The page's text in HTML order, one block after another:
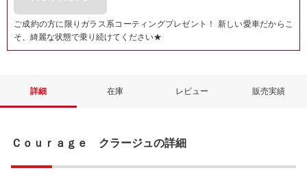
ご成約の方に限りガラス系コーティングプレゼント！ 新しい愛車だからこ
そ、綺麗な状態で乗り続けてください★
詳細 在庫 レビュー 販売実績
Ｃｏｕｒａｇｅ クラージュの詳細